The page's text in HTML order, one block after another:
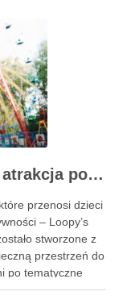
Loopy’s World – najlepsza atrakcja pod dachem dla dzieci w Gdańsku
przenosi dzieci
– Loopy’s
stworzone z
przestrzeń do
po tematyczne
potrzeby dzieci,